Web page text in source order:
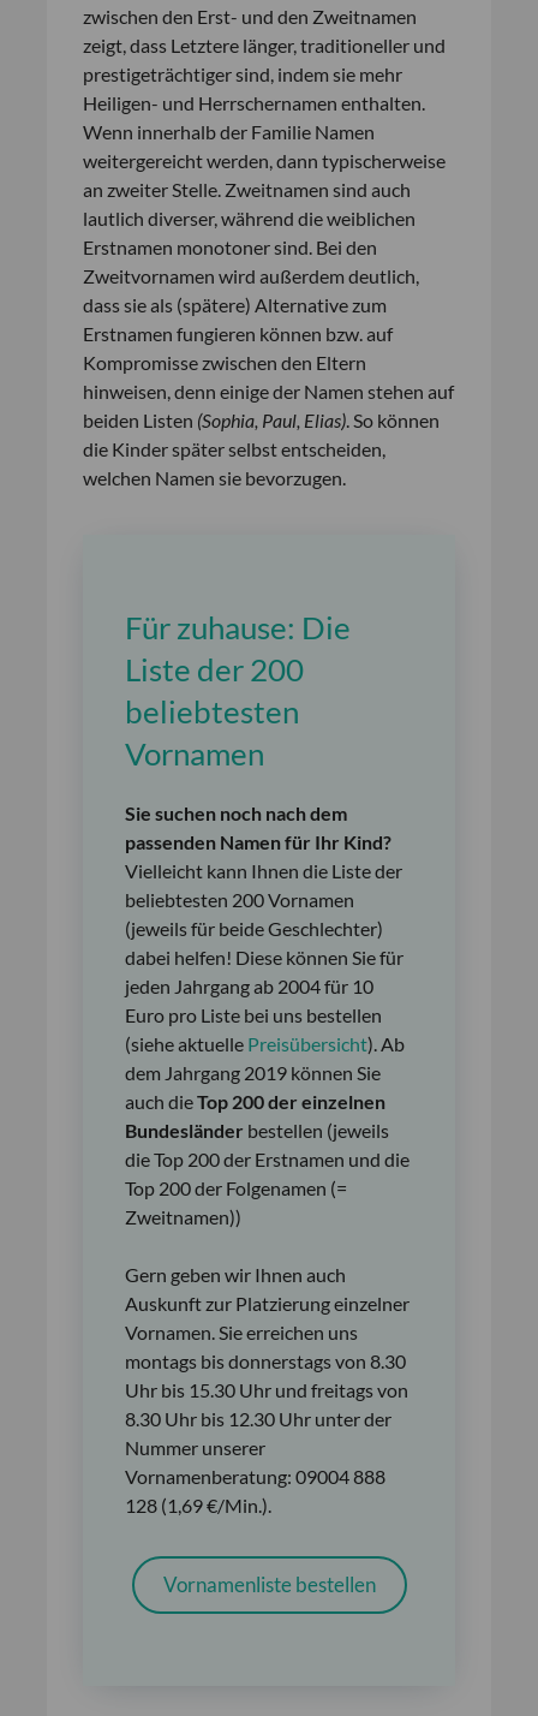
zwischen den Erst- und den Zweitnamen
zeigt, dass Letztere länger, traditioneller und
prestigeträchtiger sind, indem sie mehr
Heiligen- und Herrschernamen enthalten.
Wenn innerhalb der Familie Namen
weitergereicht werden, dann typischerweise
an zweiter Stelle. Zweitnamen sind auch
lautlich diverser, während die weiblichen
Erstnamen monotoner sind. Bei den
Zweitvornamen wird außerdem deutlich,
dass sie als (spätere) Alternative zum
Erstnamen fungieren können bzw. auf
Kompromisse zwischen den Eltern
hinweisen, denn einige der Namen stehen auf
beiden Listen (Sophia, Paul, Elias) . So können
die Kinder später selbst entscheiden,
welchen Namen sie bevorzugen.
Für zuhause: Die
Liste der 200
beliebtesten
Vornamen
Sie suchen noch nach dem
passenden Namen für Ihr Kind?
Vielleicht kann Ihnen die Liste der
beliebtesten 200 Vornamen
(jeweils für beide Geschlechter)
dabei helfen! Diese können Sie für
jeden Jahrgang ab 2004 für 10
Euro pro Liste bei uns bestellen
(siehe aktuelle Preisübersicht). Ab
dem Jahrgang 2019 können Sie
auch dieTop 200 der einzelnen
Bundesländer bestellen (jeweils
die Top 200 der Erstnamen und die
Top 200 der Folgenamen (=
Zweitnamen))
Gern geben wir Ihnen auch
Auskunft zur Platzierung einzelner
Vornamen. Sie erreichen uns
montags bis donnerstags von 8.30
Uhr bis 15.30 Uhr und freitags von
8.30 Uhr bis 12.30 Uhr unter der
Nummer unserer
Vornamenberatung: 09004 888
128 (1,69 €/Min.).
Vornamenliste bestellen